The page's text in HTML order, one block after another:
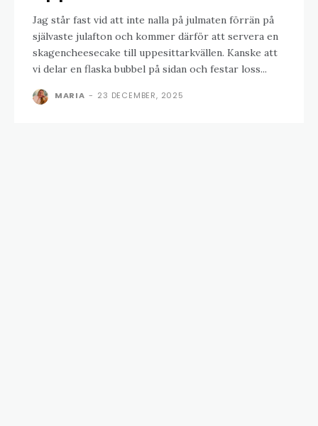
Jag står fast vid att inte nalla på julmaten förrän på
självaste julafton och kommer därför att servera en
skagencheesecake till uppesittarkvällen. Kanske att
vi delar en flaska bubbel på sidan och festar loss...
MARIA - 23 DECEMBER, 2025